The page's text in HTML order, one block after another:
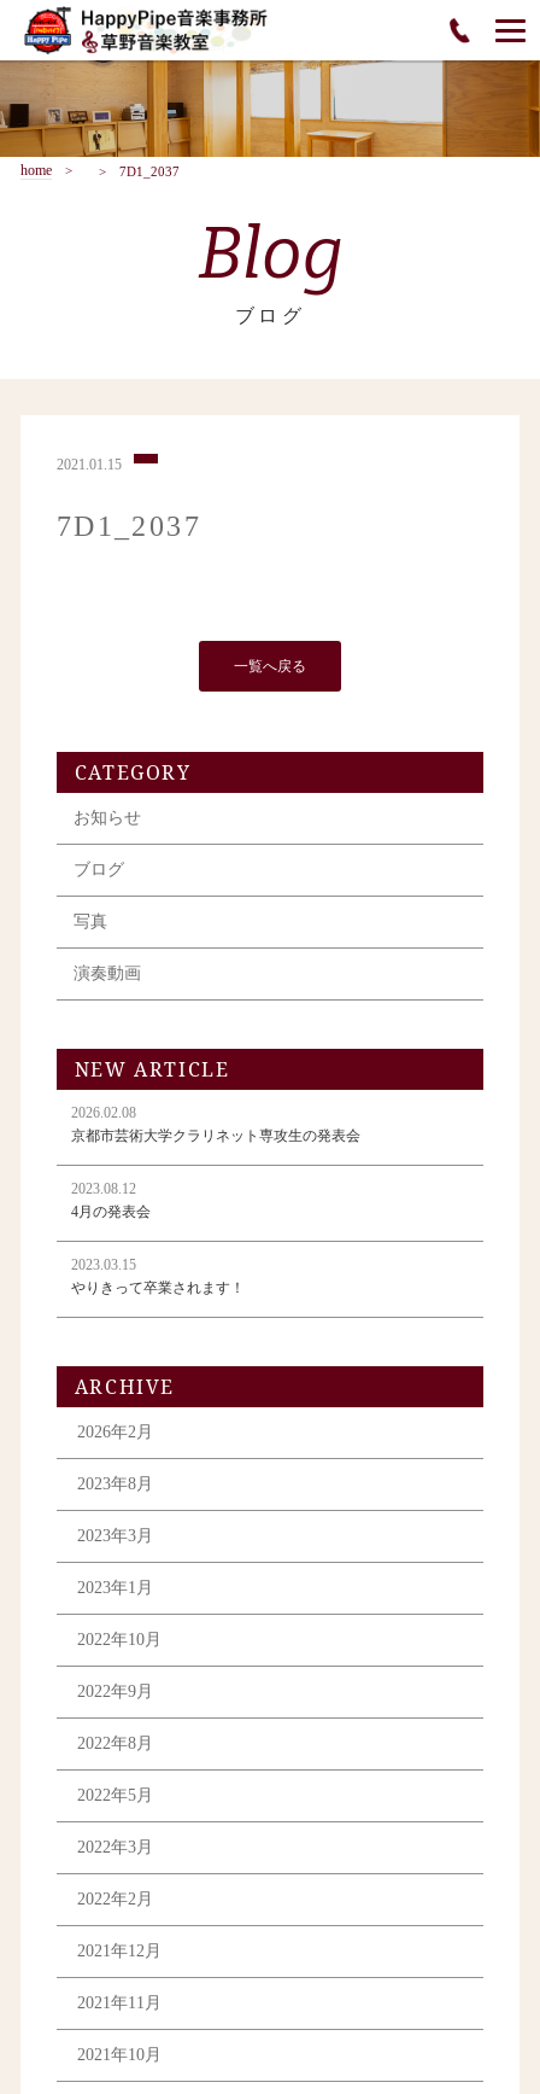
home 7D1_2037
Blog
ブログ
2021.01.15
7D1_2037
一覧へ戻る
CATEGORY
お知らせ
ブログ
写真
演奏動画
NEW ARTICLE
2026.02.08
京都市芸術大学クラリネット専攻生の発表会
2023.08.12
4月の発表会
2023.03.15
やりきって卒業されます！
ARCHIVE
2026年2月
2023年8月
2023年3月
2023年1月
2022年10月
2022年9月
2022年8月
2022年5月
2022年3月
2022年2月
2021年12月
2021年11月
2021年10月